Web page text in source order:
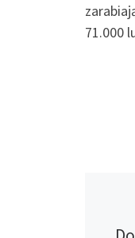
71.000